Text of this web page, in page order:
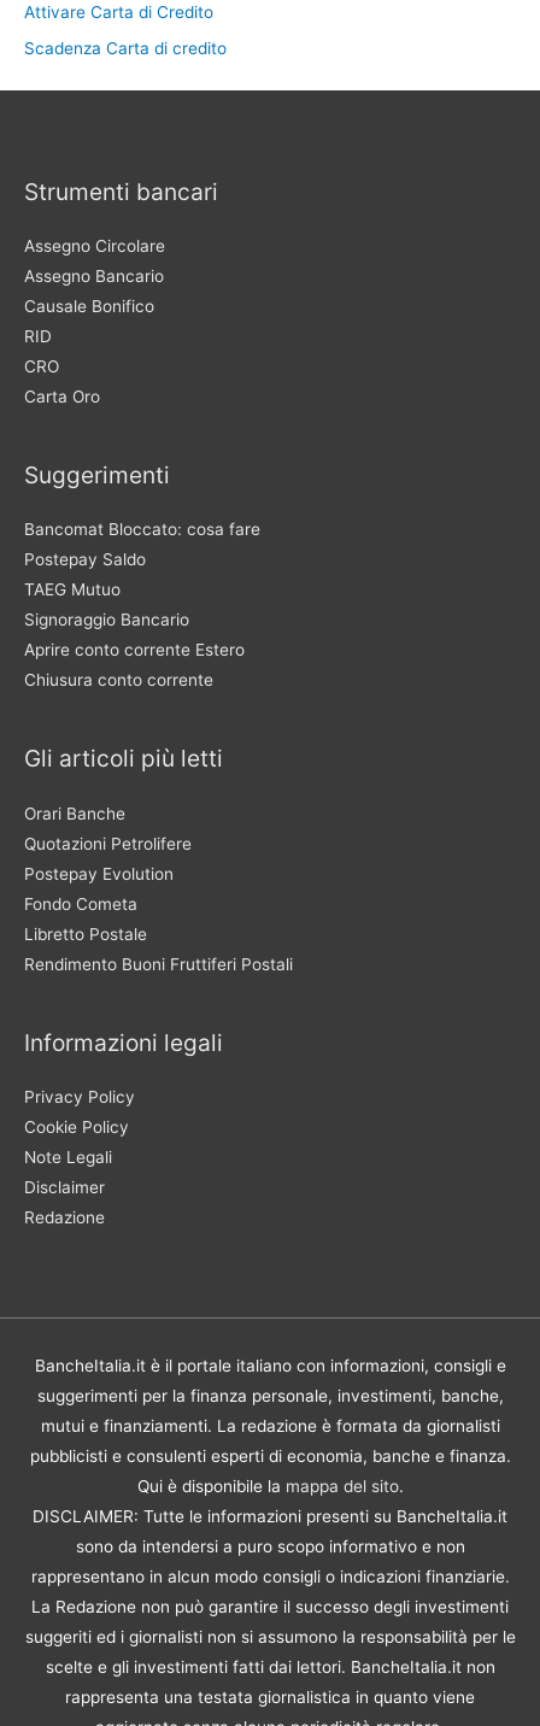
Attivare Carta di Credito
Scadenza Carta di credito
Strumenti bancari
Assegno Circolare
Assegno Bancario
Causale Bonifico
RID
CRO
Carta Oro
Suggerimenti
Bancomat Bloccato: cosa fare
Postepay Saldo
TAEG Mutuo
Signoraggio Bancario
Aprire conto corrente Estero
Chiusura conto corrente
Gli articoli più letti
Orari Banche
Quotazioni Petrolifere
Postepay Evolution
Fondo Cometa
Libretto Postale
Rendimento Buoni Fruttiferi Postali
Informazioni legali
Privacy Policy
Cookie Policy
Note Legali
Disclaimer
Redazione
BancheItalia.it è il portale italiano con informazioni, consigli e
suggerimenti per la finanza personale, investimenti, banche,
mutui e finanziamenti. La redazione è formata da giornalisti
pubblicisti e consulenti esperti di economia, banche e finanza.
Qui è disponibile la mappa del sito.
DISCLAIMER: Tutte le informazioni presenti su BancheItalia.it
sono da intendersi a puro scopo informativo e non
rappresentano in alcun modo consigli o indicazioni finanziarie.
La Redazione non può garantire il successo degli investimenti
suggeriti ed i giornalisti non si assumono la responsabilità per le
scelte e gli investimenti fatti dai lettori. BancheItalia.it non
rappresenta una testata giornalistica in quanto viene